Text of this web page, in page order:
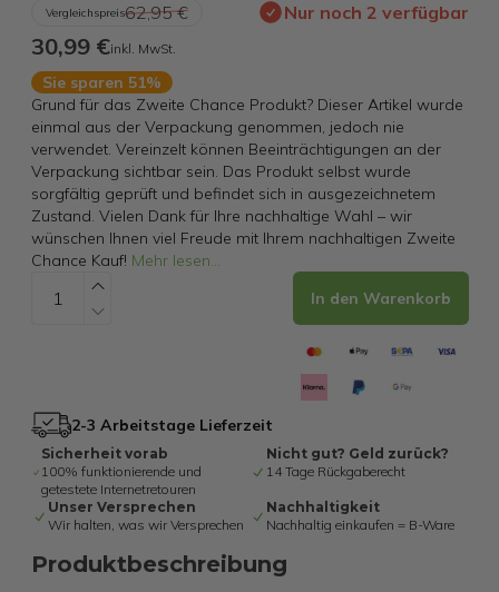
Vergleichspreis62,95 € Nur noch 2 verfügbar
30,99 €inkl. MwSt.
Sie sparen 51%
Grund für das Zweite Chance Produkt? Dieser Artikel wurde
einmal aus der Verpackung genommen, jedoch nie
verwendet. Vereinzelt können Beeinträchtigungen an der
Verpackung sichtbar sein. Das Produkt selbst wurde
sorgfältig geprüft und befindet sich in ausgezeichnetem
Zustand. Vielen Dank für Ihre nachhaltige Wahl – wir
wünschen Ihnen viel Freude mit Ihrem nachhaltigen Zweite
Chance Kauf! Mehr lesen...
In den Warenkorb
2-3 Arbeitstage Lieferzeit
Sicherheit vorab
100% funktionierende und
getestete Internetretouren
Nicht gut? Geld zurück?
14 Tage Rückgaberecht
Unser Versprechen
Wir halten, was wir Versprechen
Nachhaltigkeit
Nachhaltig einkaufen = B-Ware
Produktbeschreibung